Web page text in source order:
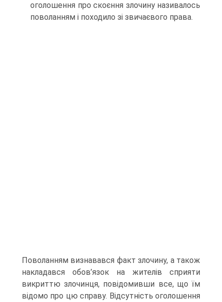
оголошення про скоєння злочину називалось
поволанням і походило зі звичаєвого права.
Поволанням визнавався факт злочину, а також
накладався обов’язок на жителів сприяти
викриттю злочинця, повідомивши все, що їм
відомо про цю справу. Відсутність оголошення